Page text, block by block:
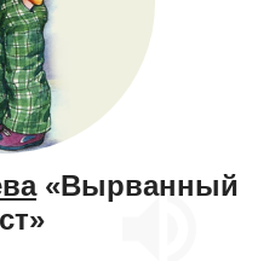
«Вырванный